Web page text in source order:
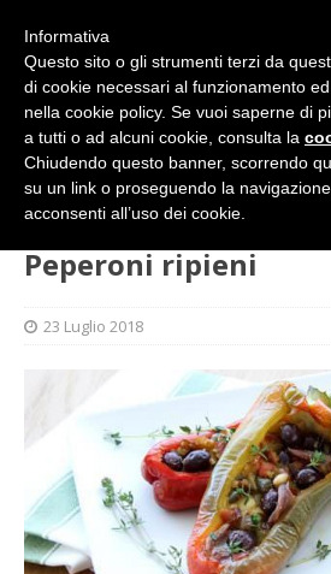
GASTRONOMIA
Peperoni ripieni
23 Luglio 2018
Informativa
Questo sito o gli strumenti terzi da
di cookie necessari al funzionamento
nella cookie policy. Se vuoi saperne di
a tutti o ad alcuni cookie, consulta la
Chiudendo questo banner, scorrendo
su un link o proseguendo la
acconsenti all’uso dei cookie.